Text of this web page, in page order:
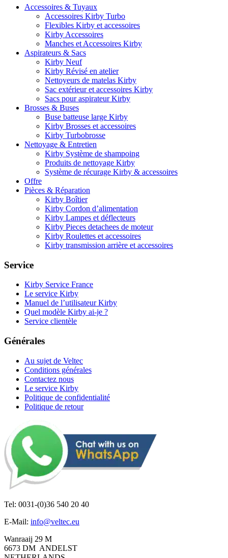
Accessoires & Tuyaux
Accessoires Kirby Turbo
Flexibles Kirby et accessoires
Kirby Accessoires
Manches et Accessoires Kirby
Aspirateurs & Sacs
Kirby Neuf
Kirby Révisé en atelier
Nettoyeurs de matelas Kirby
Sac extérieur et accessoires Kirby
Sacs pour aspirateur Kirby
Brosses & Buses
Buse batteuse large Kirby
Kirby Brosses et accessoires
Kirby Turbobrosse
Nettoyage & Entretien
Kirby Système de shampoing
Produits de nettoyage Kirby
Système de récurage Kirby & accessoires
Offre
Pièces & Réparation
Kirby Boîtier
Kirby Cordon d’alimentation
Kirby Lampes et déflecteurs
Kirby Pieces detachees de moteur
Kirby Roulettes et accessoires
Kirby transmission arrière et accessoires
Service
Kirby Service France
Le service Kirby
Manuel de l’utilisateur Kirby
Quel modèle Kirby ai-je ?
Service clientèle
Générales
Au sujet de Veltec
Conditions générales
Contactez nous
Le service Kirby
Politique de confidentialité
Politique de retour
Tel: 0031-(0)36 540 20 40
E-Mail: info@veltec.eu
Wanraaij 29 M
6673 DM ANDELST